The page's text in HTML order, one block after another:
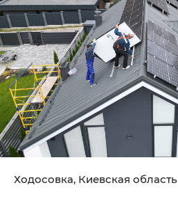
Ходосовка, Киевская область